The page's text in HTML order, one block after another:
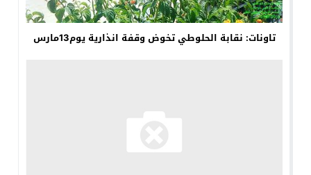
تاونات: نقابة الحلوطي تخوض وقفة انذارية يوم13مارس